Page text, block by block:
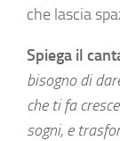
che lascia
Spiega il
bisogno di
che ti fa
sogni, e